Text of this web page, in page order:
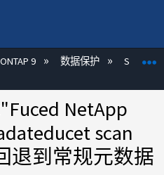
ONTAP 9 数据保护 SnapDiff
NetApp
scan
退到常规元数据